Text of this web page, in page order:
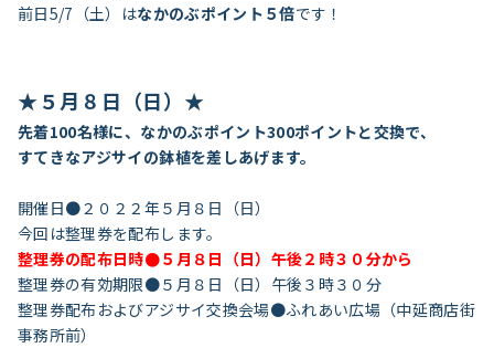
前日5/7（土）はなかのぶポイント５倍です！
★５月８日（日）★
先着100名様に、なかのぶポイント300ポイントと交換で、
すてきなアジサイの鉢植を差しあげます。
開催日●２０２２年５月８日（日）
今回は整理券を配布します。
整理券の配布日時●５月８日（日）午後２時３０分から
整理券の有効期限●５月８日（日）午後３時３０分
整理券配布およびアジサイ交換会場●ふれあい広場（中延商店街
事務所前）